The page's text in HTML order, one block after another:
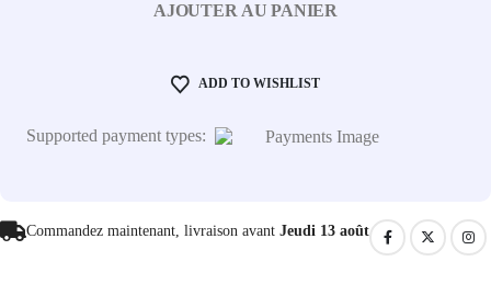
AJOUTER AU PANIER
ADD TO WISHLIST
Supported payment types:
Commandez maintenant, livraison avant Jeudi 13 août